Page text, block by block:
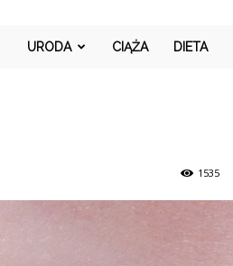
URODA CIĄŻA DIETA
1535